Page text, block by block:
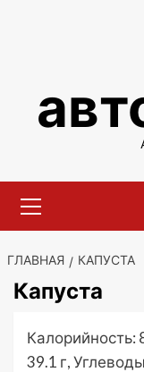
меню
ГЛАВНАЯ КАПУСТА
Капуста
Калорийность:
39.1 г,